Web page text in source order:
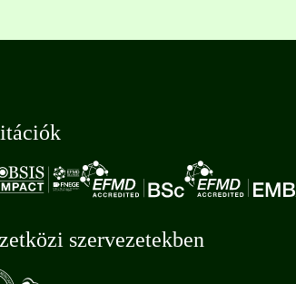
szervezetekben